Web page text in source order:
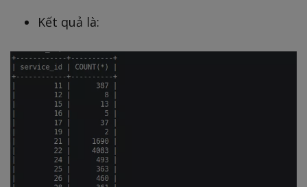
Kết quả là: